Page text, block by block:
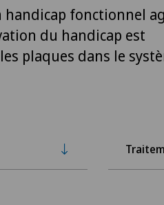
handicap fonctionnel
du handicap est
plaques dans le